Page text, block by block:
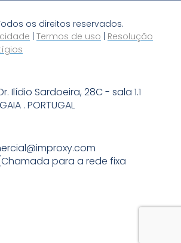
Todos os direitos reservados.
Termos de uso
Resolução
Ilídio Sardoeira, 28C - sala 1.1
. PORTUGAL
(Chamada para a rede fixa